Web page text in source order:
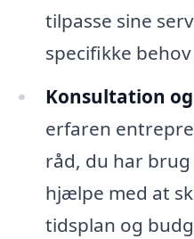
tilpasse sine
specifikke
Konsultation
erfaren
råd, du har
hjælpe med at
tidsplan og